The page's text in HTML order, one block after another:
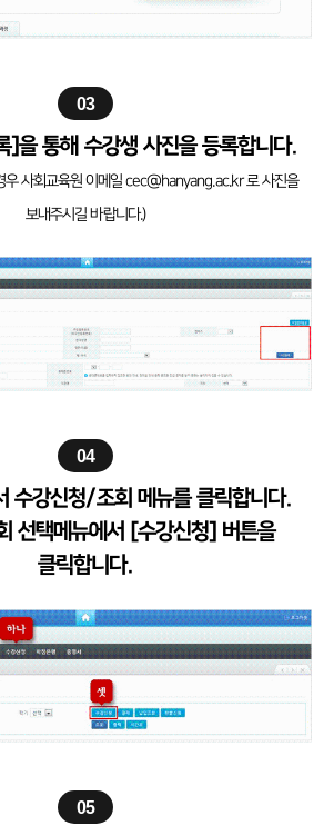
03
]을 통해 수강생 사진을 등록합니다.
우 사회교육원 이메일 cec@hanyang.ac.kr 로 사진을
보내주시길 바랍니다.)
04
수강신청/조회 메뉴를 클릭합니다.
선택메뉴에서 [수강신청] 버튼을
클릭합니다.
05